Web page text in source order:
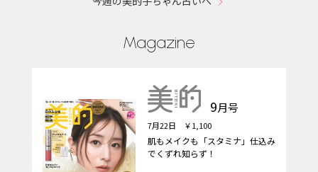
Magazine
9月号
7月22日 ￥1,100
肌もメイクも「スタミナ」仕込み
でくずれ知らず！